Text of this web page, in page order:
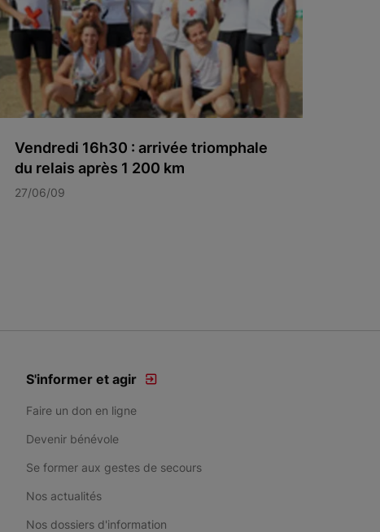
Vendredi 16h30 : arrivée triomphale
du relais après 1 200 km
27/06/09
S'informer et agir
Faire un don en ligne
Devenir bénévole
Se former aux gestes de secours
Nos actualités
Nos dossiers d'information